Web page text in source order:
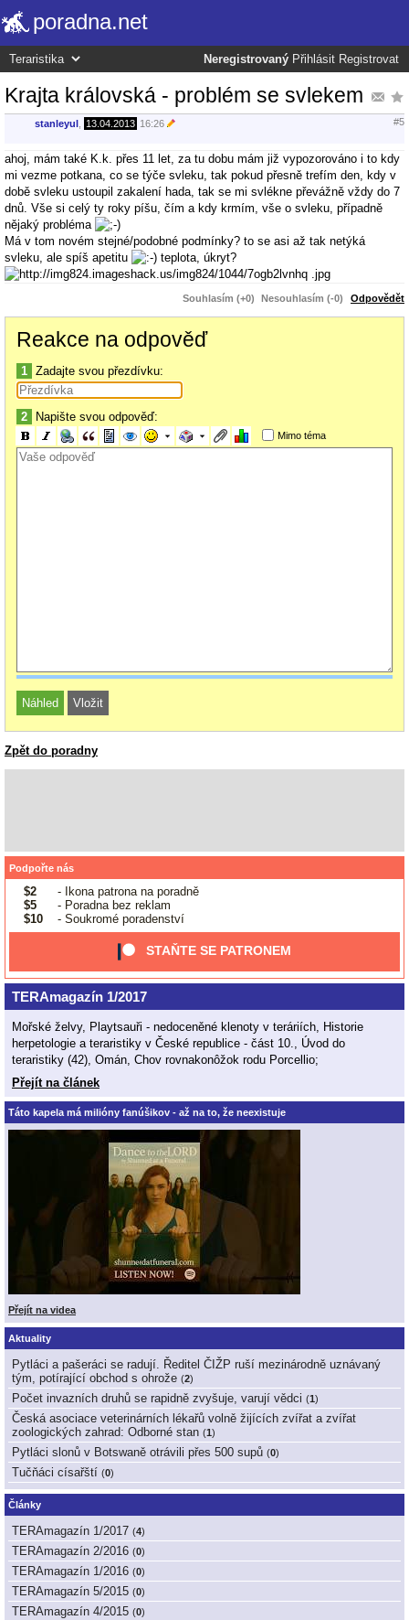
poradna.net
Neregistrovaný Přihlásit Registrovat
Krajta královská - problém se svlekem
stanleyul 13.04.2013 16:26 #5
ahoj, mám také K.k. přes 11 let, za tu dobu mám již vypozorováno i to kdy
mi vezme potkana, co se týče svleku, tak pokud přesně trefím den, kdy v
době svleku ustoupil zakalení hada, tak se mi svlékne převážně vždy do 7
dnů. Vše si celý ty roky píšu, čím a kdy krmím, vše o svleku, případně
nějaký probléma
Má v tom novém stejné/podobné podmínky? to se asi až tak netýká
svleku, ale spíš apetitu
teplota, úkryt?
Souhlasím (+0) Nesouhlasím (-0) Odpovědět
Reakce na odpověď
1 Zadajte svou přezdívku:
2 Napište svou odpověď:
Mimo téma
Zpět do poradny
Podpořte nás
$2
- Ikona patrona na poradně
$5
- Poradna bez reklam
$10
- Soukromé poradenství
STAŇTE SE PATRONEM
TERAmagazín 1/2017
Mořské želvy, Playtsauři - nedoceněné klenoty v teráriích, Historie
herpetologie a teraristiky v České republice - část 10., Úvod do
teraristiky (42), Omán, Chov rovnakonôžok rodu Porcellio;
Přejít na článek
Táto kapela má milióny fanúšikov - až na to, že neexistuje
Přejít na videa
Aktuality
Pytláci a pašeráci se radují. Ředitel ČIŽP ruší mezinárodně uznávaný
tým, potírající obchod s ohrože (2)
Počet invazních druhů se rapidně zvyšuje, varují vědci (1 )
Česká asociace veterinárních lékařů volně žijících zvířat a zvířat
zoologických zahrad: Odborné stan (1 )
Pytláci slonů v Botswaně otrávili přes 500 supů (0)
Tučňáci císařští (0)
Články
TERAmagazín 1/2017 (4)
TERAmagazín 2/2016 (0)
TERAmagazín 1/2016 (0)
TERAmagazín 5/2015 (0)
TERAmagazín 4/2015 (0)